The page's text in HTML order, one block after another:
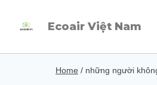
Ecoair Việt Nam
Home / những người